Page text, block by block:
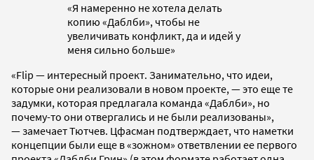
«Я намеренно не хотела делать
копию «Даблби», чтобы не
увеличивать конфликт, да и идей у
меня сильно больше»
«Flip — интересный проект. Занимательно, что идеи,
которые они реализовали в новом проекте,—это еще те
задумки, которая предлагала команда «Даблби», но
почему-то они отвергались и не были реализованы»,
—замечает Тютчев. Цфасман подтверждает, что наметки
концепции были еще в «зожном» ответвлении ее первого